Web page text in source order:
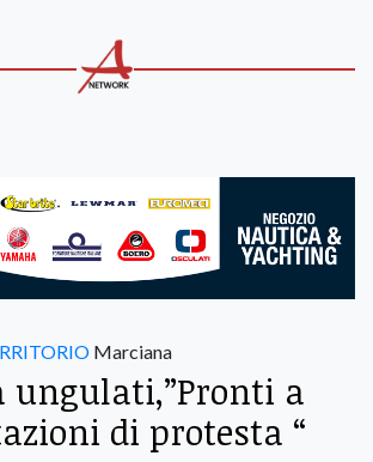
Marciana
ungulati,”Pronti a
di protesta “